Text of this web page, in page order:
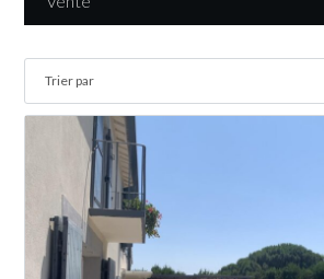
Connexion
Identifiant
Mot de passe
Trier par